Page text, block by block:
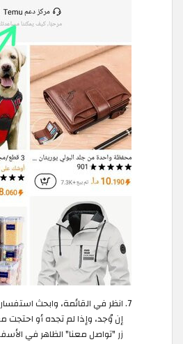
انظر في القائمة، وابحث
إن وُجد، وإذا لم تجده أو احتجت
زر "تواصل معنا" الظاهر في